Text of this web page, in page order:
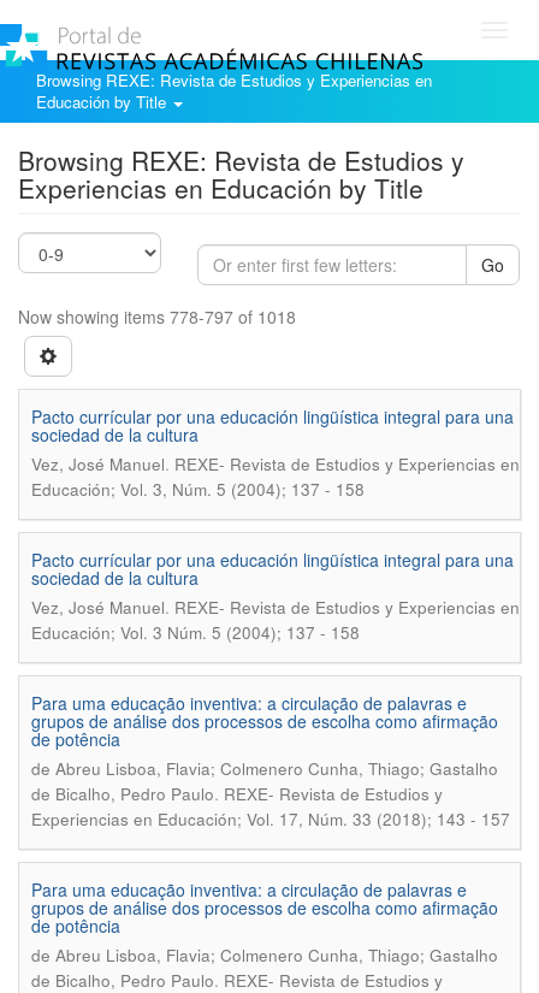
Browsing REXE: Revista de Estudios y Experiencias en
Educación by Title
Browsing REXE: Revista de Estudios y
Experiencias en Educación by Title
Go
Now showing items 778-797 of 1018
Pacto currícular por una educación lingüística integral para una
sociedad de la cultura
Vez, José Manuel. REXE- Revista de Estudios y Experiencias en
Educación; Vol. 3, Núm. 5 (2004); 137 - 158
Pacto currícular por una educación lingüística integral para una
sociedad de la cultura
Vez, José Manuel. REXE- Revista de Estudios y Experiencias en
Educación; Vol. 3 Núm. 5 (2004); 137 - 158
Para uma educação inventiva: a circulação de palavras e
grupos de análise dos processos de escolha como afirmação
de potência
de Abreu Lisboa, Flavia; Colmenero Cunha, Thiago; Gastalho
de Bicalho, Pedro Paulo. REXE- Revista de Estudios y
Experiencias en Educación; Vol. 17, Núm. 33 (2018); 143 - 157
Para uma educação inventiva: a circulação de palavras e
grupos de análise dos processos de escolha como afirmação
de potência
de Abreu Lisboa, Flavia; Colmenero Cunha, Thiago; Gastalho
de Bicalho, Pedro Paulo. REXE- Revista de Estudios y